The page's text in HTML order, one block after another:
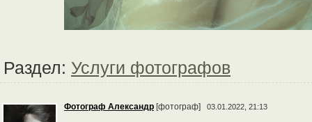
Раздел: Услуги фотографов
Фотограф Александр [фотограф] 03.01.2022, 21:13